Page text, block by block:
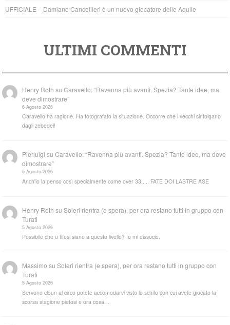
UFFICIALE – Damiano Cancellieri è un nuovo giocatore delle Aquile
ULTIMI COMMENTI
Henry Roth suCaravello: “Ravenna più avanti. Spezia? Tante idee, ma
deve dimostrare”
6 Agosto 2026
Caravello ha ragione. Ha fotografato la situazione. Occorre che i vecchi sintolgano
dagli zebedei!
Pierluigi suCaravello: “Ravenna più avanti. Spezia? Tante idee, ma deve
dimostrare”
5 Agosto 2026
Anch'io la penso così specialmente come over 33..... FATE DOI LASTRE ASE
Henry Roth suSoleri rientra (e spera), per ora restano tutti in gruppo con
Turati
5 Agosto 2026
Possibile che u tifosi siano a questo livello? Io mi dissocio.
Massimo suSoleri rientra (e spera), per ora restano tutti in gruppo con
Turati
5 Agosto 2026
Servono cloun al circo potete accomodarvi visto lo schifo con cui avete giocato la
scorsa stagione pietosi e ora cosa…